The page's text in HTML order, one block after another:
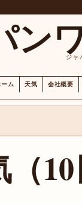
ン
ジャ
ーム 天気 会社概要
10